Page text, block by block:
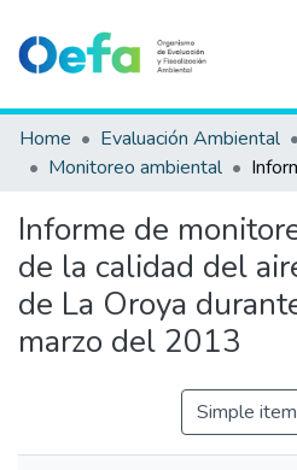
Communities & Collections
All of DSpace
Estad. Externas
Guias ▾
Home Evaluación Ambiental
Monitoreo ambiental
Informe de
de la calidad del
de La Oroya
marzo del 2013
Simple